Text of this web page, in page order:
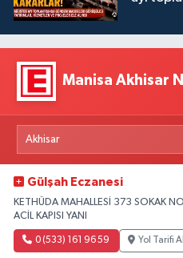
Manisa Akhisar
Gülşah Eczanesi
KETHÜDA MAHALLESİ 373 SOKAK
ACİL KAPISI YANI
0 (533) 161 96 59 Yol Tarifi Al